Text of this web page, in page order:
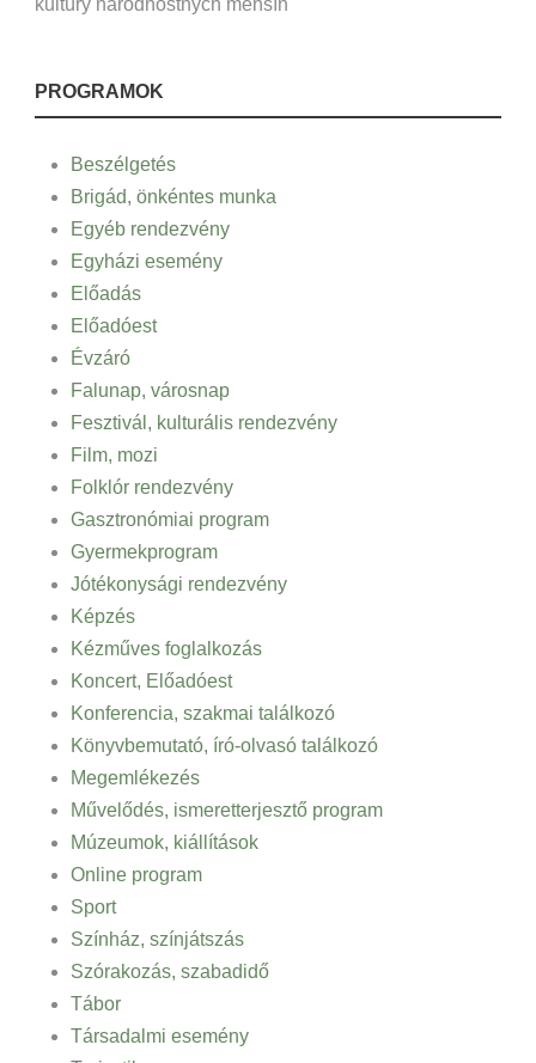
PROGRAMOK
Beszélgetés
Brigád, önkéntes munka
Egyéb rendezvény
Egyházi esemény
Előadás
Előadóest
Évzáró
Falunap, városnap
Fesztivál, kulturális rendezvény
Film, mozi
Folklór rendezvény
Gasztronómiai program
Gyermekprogram
Jótékonysági rendezvény
Képzés
Kézműves foglalkozás
Koncert, Előadóest
Konferencia, szakmai találkozó
Könyvbemutató, író-olvasó találkozó
Megemlékezés
Művelődés, ismeretterjesztő program
Múzeumok, kiállítások
Online program
Sport
Színház, színjátszás
Szórakozás, szabadidő
Tábor
Társadalmi esemény